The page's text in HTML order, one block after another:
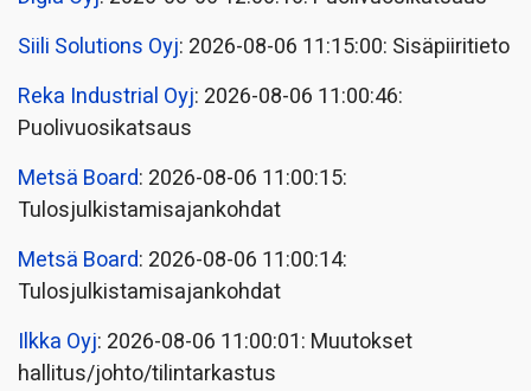
Siili Solutions Oyj: 2026-08-06 11:15:00: Sisäpiiritieto
Reka Industrial Oyj: 2026-08-06 11:00:46:
Puolivuosikatsaus
Metsä Board: 2026-08-06 11:00:15:
Tulosjulkistamisajankohdat
Metsä Board: 2026-08-06 11:00:14:
Tulosjulkistamisajankohdat
Ilkka Oyj: 2026-08-06 11:00:01: Muutokset
hallitus/johto/tilintarkastus